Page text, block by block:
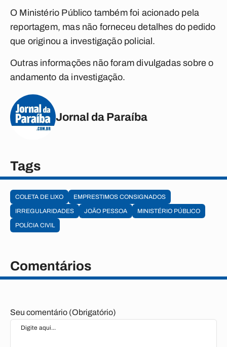
O Ministério Público também foi acionado pela
reportagem, mas não forneceu detalhes do pedido
que originou a investigação policial.
Outras informações não foram divulgadas sobre o
andamento da investigação.
Jornal da Paraíba
Tags
COLETA DE LIXO
EMPRESTIMOS CONSIGNADOS
IRREGULARIDADES
JOÃO PESSOA
MINISTÉRIO PÚBLICO
POLÍCIA CIVIL
Comentários
Seu comentário (Obrigatório)